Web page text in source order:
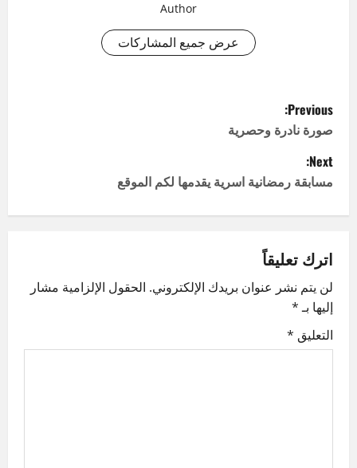
Author
عرض جميع المشاركات
P
o
s
a
v
i
Previous:
صورة نادرة وحصرية
Next:
مسابقة رمضانية اسرية يقدمها لكم الموقع
اترك تعليقاً
لن يتم نشر عنوان بريدك الإلكتروني. الحقول الإلزامية مشار
إليها بـ*
التعليق *